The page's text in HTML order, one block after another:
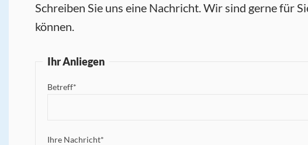
Schreiben Sie uns eine Nachricht. Wir sind gerne für
können.
Ihr Anliegen
Betreff*
Ihre Nachricht*